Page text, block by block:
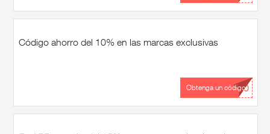
Código ahorro del 10% en las marcas exclusivas
...10
Obtenga un código